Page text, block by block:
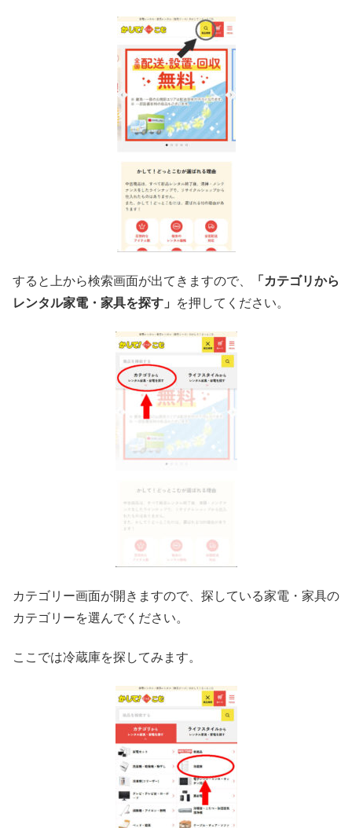
すると上から検索画面が出てきますので、
「カテゴリから
レンタル家電・家具を探す」
を押してください。
カテゴリー画面が開きますので、探している家電・家具の
カテゴリーを選んでください。
ここでは冷蔵庫を探してみます。